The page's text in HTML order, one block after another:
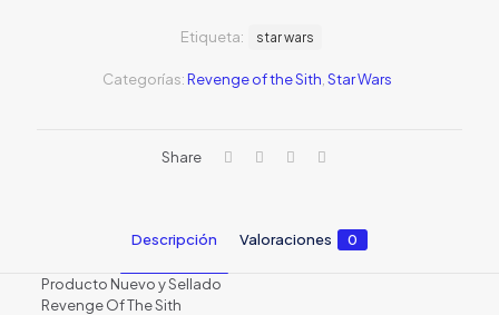
Categorías:Revenge of the Sith Star Wars
Etiqueta: star wars
Share
Descripción Valoraciones 0
Producto Nuevo y Sellado
Revenge Of The Sith